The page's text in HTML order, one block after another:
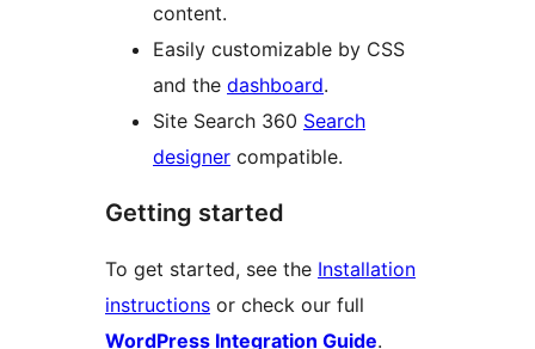
content.
Easily customizable by CSS
and the dashboard.
Site Search 360 Search
designer compatible.
Getting started
To get started, see the Installation
instructions or check our full
WordPress Integration Guide.